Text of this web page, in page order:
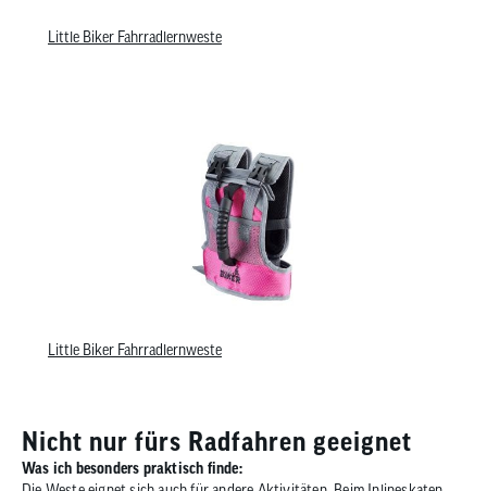
Little Biker Fahrradlernweste
Little Biker Fahrradlernweste
Nicht nur fürs Radfahren geeignet
Was ich besonders praktisch finde: